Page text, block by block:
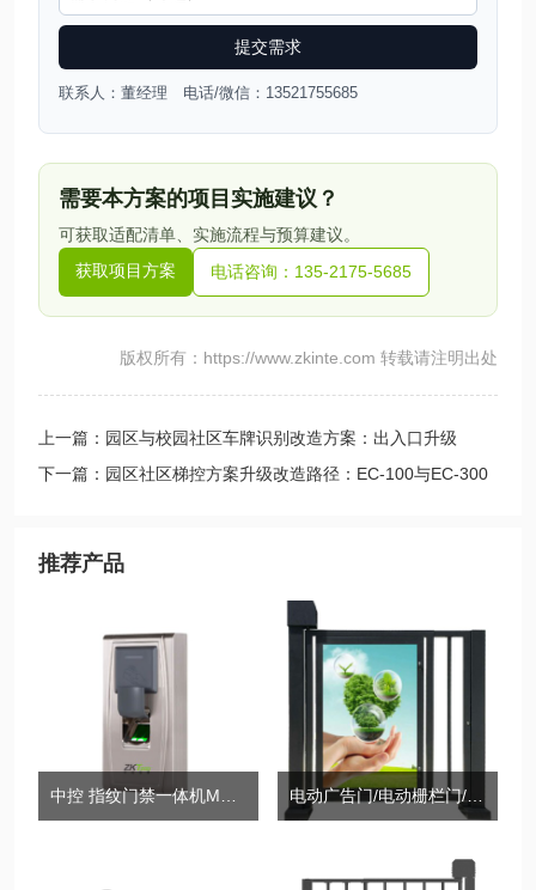
提交需求
联系人：董经理 电话/微信：13521755685
需要本方案的项目实施建议？
可获取适配清单、实施流程与预算建议。
获取项目方案
电话咨询：135-2175-5685
版权所有：https://www.zkinte.com 转载请注明出处
上一篇：园区与校园社区车牌识别改造方案：出入口升级
下一篇：园区社区梯控方案升级改造路径：EC-100与EC-300
推荐产品